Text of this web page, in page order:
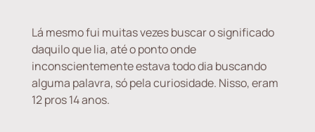
Lá mesmo fui muitas vezes buscar o significado
daquilo que lia, até o ponto onde
inconscientemente estava todo dia buscando
alguma palavra, só pela curiosidade. Nisso, eram
12 pros 14 anos.